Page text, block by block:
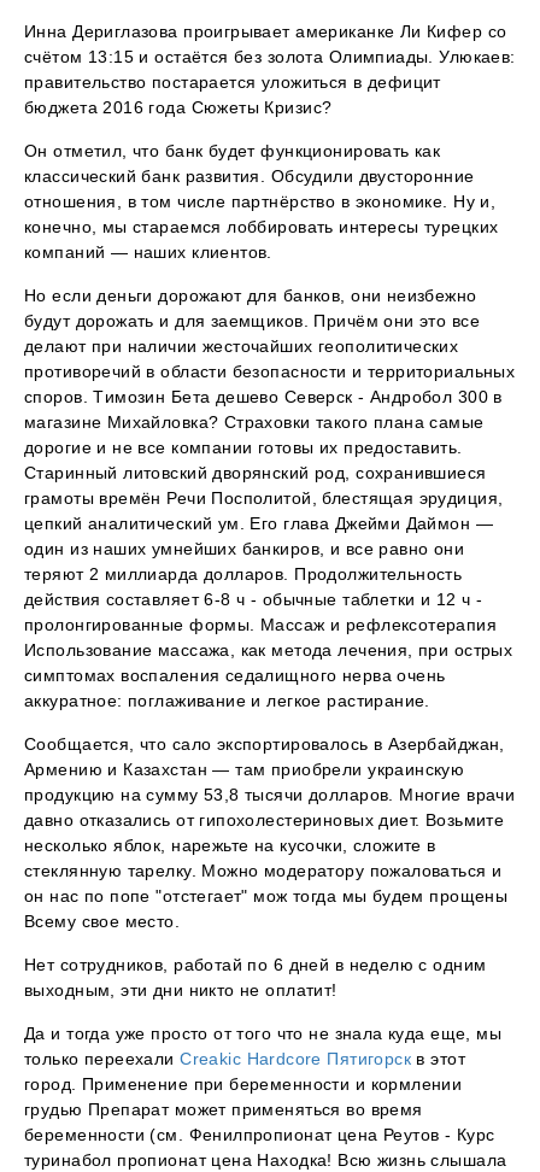
Инна Дериглазова проигрывает американке Ли Кифер со
счётом 13:15 и остаётся без золота Олимпиады. Улюкаев:
правительство постарается уложиться в дефицит
бюджета 2016 года Сюжеты Кризис?
Он отметил, что банк будет функционировать как
классический банк развития. Обсудили двусторонние
отношения, в том числе партнёрство в экономике. Ну и,
конечно, мы стараемся лоббировать интересы турецких
компаний — наших клиентов.
Но если деньги дорожают для банков, они неизбежно
будут дорожать и для заемщиков. Причём они это все
делают при наличии жесточайших геополитических
противоречий в области безопасности и территориальных
споров. Tимозин Бета дешево Северск - Андробол 300 в
магазине Михайловка? Страховки такого плана самые
дорогие и не все компании готовы их предоставить.
Старинный литовский дворянский род, сохранившиеся
грамоты времён Речи Посполитой, блестящая эрудиция,
цепкий аналитический ум. Его глава Джейми Даймон —
один из наших умнейших банкиров, и все равно они
теряют 2 миллиарда долларов. Продолжительность
действия составляет 6-8 ч - обычные таблетки и 12 ч -
пролонгированные формы. Массаж и рефлексотерапия
Использование массажа, как метода лечения, при острых
симптомах воспаления седалищного нерва очень
аккуратное: поглаживание и легкое растирание.
Сообщается, что сало экспортировалось в Азербайджан,
Армению и Казахстан — там приобрели украинскую
продукцию на сумму 53,8 тысячи долларов. Многие врачи
давно отказались от гипохолестериновых диет. Возьмите
несколько яблок, нарежьте на кусочки, сложите в
стеклянную тарелку. Можно модератору пожаловаться и
он нас по попе "отстегает" мож тогда мы будем прощены
Всему свое место.
Нет сотрудников, работай по 6 дней в неделю с одним
выходным, эти дни никто не оплатит!
Да и тогда уже просто от того что не знала куда еще, мы
только переехалиCreakic Hardcore Пятигорск в этот
город. Применение при беременности и кормлении
грудью Препарат может применяться во время
беременности (см. Фенилпропионат цена Реутов - Курс
туринабол пропионат цена Находка! Всю жизнь слышала